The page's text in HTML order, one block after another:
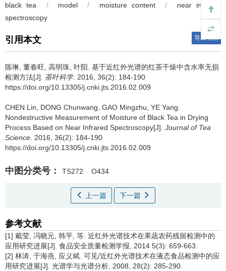
black tea / model / moisture content /
near infrared
spectroscopy
引用本文 导出引用
陈琳, 董春旺, 高明珠, 叶阳. 基于近红外光谱的红茶干燥中含水率无损
检测方法[J]. 茶叶科学. 2016, 36(2): 184-190
https://doi.org/10.13305/j.cnki.jts.2016.02.009
CHEN Lin, DONG Chunwang, GAO Mingzhu, YE Yang.
Nondestructive Measurement of Moisture of Black Tea in Drying
Process Based on Near Infrared Spectroscopy[J]. Journal of Tea
Science . 2016, 36(2): 184-190
https://doi.org/10.13305/j.cnki.jts.2016.02.009
中图分类号： TS272 O434
上一篇 下一篇
参考文献
[1] 戴莹, 冯晓元, 韩平, 等. 近红外光谱技术在果蔬农药残留检测中的
应用研究进展[J]. 食品安全质量检测学报, 2014 5(3): 659-663.
[2] 林涛, 于海燕, 应义斌. 可见/近红外光谱技术在液态食品检测中的应
用研究进展[J]. 光谱学与光谱分析, 2008, 28(2): 285-290.